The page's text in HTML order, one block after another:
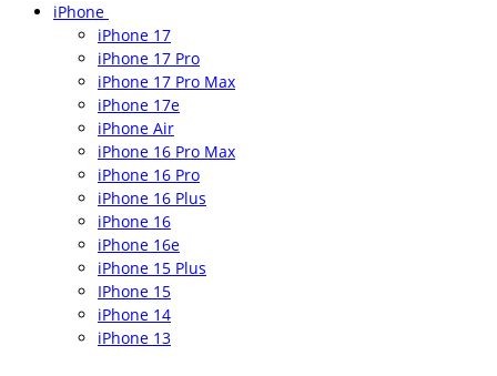
iPhone
iPhone 17
iPhone 17 Pro
iPhone 17 Pro Max
iPhone 17e
iPhone Air
iPhone 16 Pro Max
iPhone 16 Pro
iPhone 16 Plus
iPhone 16
iPhone 16e
iPhone 15 Plus
IPhone 15
iPhone 14
iPhone 13